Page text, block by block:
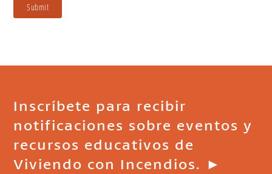
Submit
Inscríbete para recibir
notificaciones sobre eventos y
recursos educativos de
Viviendo con Incendios. ►